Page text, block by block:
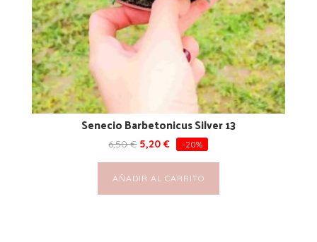
Senecio Barbetonicus Silver 13
6,50€ 5,20€ -20%
AÑADIR AL CARRITO